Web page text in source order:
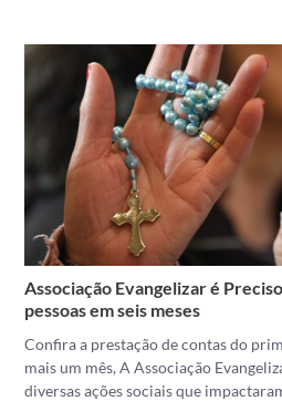
Associação Evangelizar é
pessoas em seis meses
Confira a prestação de contas do
mais um mês, A Associação
diversas ações sociais que